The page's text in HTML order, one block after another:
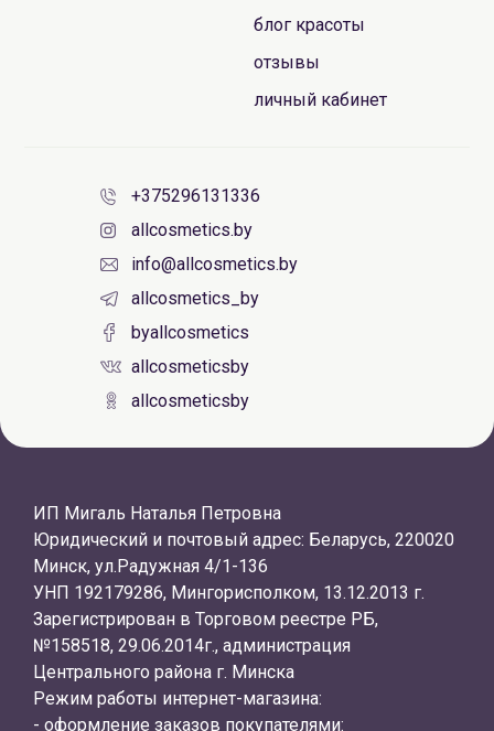
блог красоты
отзывы
личный кабинет
+375296131336
allcosmetics.by
info@allcosmetics.by
allcosmetics_by
byallcosmetics
allcosmeticsby
allcosmeticsby
ИП Мигаль Наталья Петровна
Юридический и почтовый адрес: Беларусь, 220020
Минск, ул.Радужная 4/1-136
УНП 192179286, Мингорисполком, 13.12.2013 г.
Зарегистрирован в Торговом реестре РБ,
№158518, 29.06.2014г., администрация
Центрального района г. Минска
Режим работы интернет-магазина:
- оформление заказов покупателями: